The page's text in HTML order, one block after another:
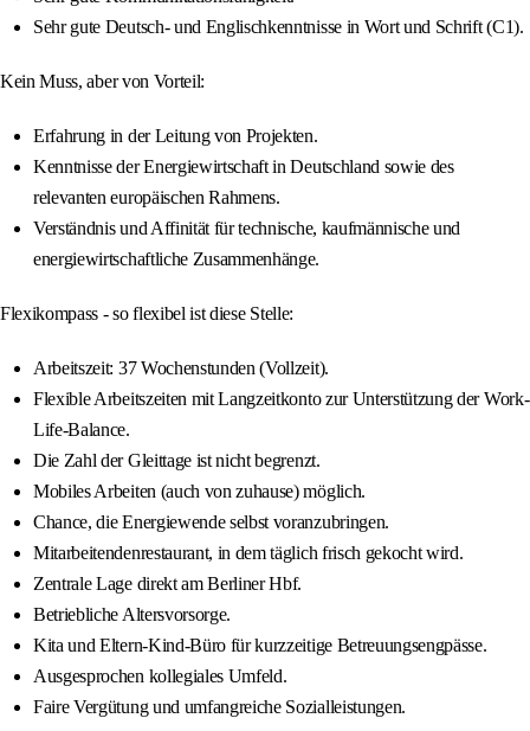
Sehr gute Deutsch- und Englischkenntnisse in Wort und Schrift (C1).
Kein Muss, aber von Vorteil:
Erfahrung in der Leitung von Projekten.
Kenntnisse der Energiewirtschaft in Deutschland sowie des
relevanten europäischen Rahmens.
Verständnis und Affinität für technische, kaufmännische und
energiewirtschaftliche Zusammenhänge.
Flexikompass - so flexibel ist diese Stelle:
Arbeitszeit: 37 Wochenstunden (Vollzeit).
Flexible Arbeitszeiten mit Langzeitkonto zur Unterstützung der Work-
Life-Balance.
Die Zahl der Gleittage ist nicht begrenzt.
Mobiles Arbeiten (auch von zuhause) möglich.
Chance, die Energiewende selbst voranzubringen.
Mitarbeitendenrestaurant, in dem täglich frisch gekocht wird.
Zentrale Lage direkt am Berliner Hbf.
Betriebliche Altersvorsorge.
Kita und Eltern-Kind-Büro für kurzzeitige Betreuungsengpässe.
Ausgesprochen kollegiales Umfeld.
Faire Vergütung und umfangreiche Sozialleistungen.